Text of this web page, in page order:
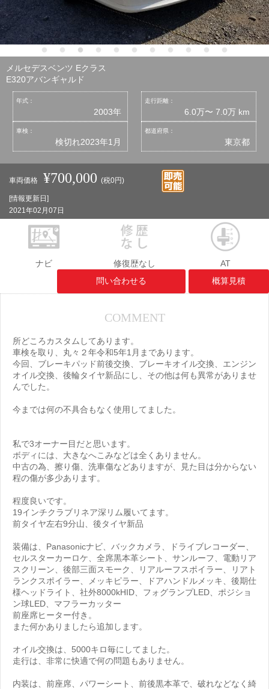
メルセデスベンツ Eクラス
E320アバンギャルド
年式：
2003年
走行距離：
6.0万〜 7.0万 km
車検：
検切れ2023年1月
都道府県：
東京都
車両価格 ¥700,000(税0円)
[情報更新日]
2021年02月07日
ナビ 修復歴なし
AT
問い合わせる
概算見積
COMMENT
所どころカスタムしてあります。
車検を取り、丸々２年令和5年1月まであります。
今回、ブレーキパッド前後交換、ブレーキオイル交換、エンジン
オイル交換、後輪タイヤ新品にし、その他は何も異常がありませ
んでした。
今までは何の不具合もなく使用してました。
私で3オーナー目だと思います。
ボディには、大きなへこみなどは全くありません。
中古の為、擦り傷、洗車傷などありますが、見た目は分からない
程の傷が多少あります。
程度良いです。
19インチクラブリネア深リム履いてます。
前タイヤ左右9分山、後タイヤ新品
装備は、Panasonicナビ、バックカメラ、ドライブレコーダー、
セルスターカーロケ、全席黒本革シート、サンルーフ、電動リア
スクリーン、後部三面スモーク、リアルーフスポイラー、リアト
ランクスポイラー、メッキピラー、ドアハンドルメッキ、後期仕
様ヘッドライト、社外8000kHID、フォグランプLED、ポジショ
ン球LED、マフラーカッター
前座席ヒーター付き。
また何かありましたら追加します。
オイル交換は、5000キロ毎にしてました。
走行は、非常に快適で何の問題もありません。
内装は、前座席、パワーシート、前後黒本革で、破れなどなく綺